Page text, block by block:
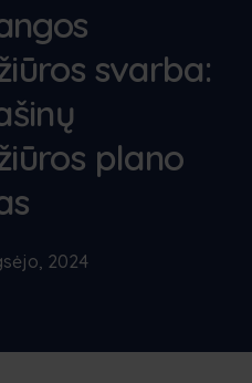
svarba:
plano
2024